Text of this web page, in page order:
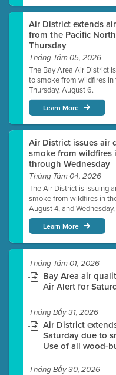
Air District extends
from the Pacific
Thursday
Tháng Tám 05, 2026
The Bay Area Air District
to smoke from wildfires
Thursday, August 6.
Learn More
Air District issues air
smoke from wildfires
through Wednesday
Tháng Tám 04, 2026
The Air District is issuing
smoke from wildfires in
August 4, and
Learn More
Tháng Tám 01, 2026
Bay Area air
Air Alert for
Tháng Bảy 31, 2026
Air District
Saturday due to
Use of all wood-
Tháng Bảy 30, 2026